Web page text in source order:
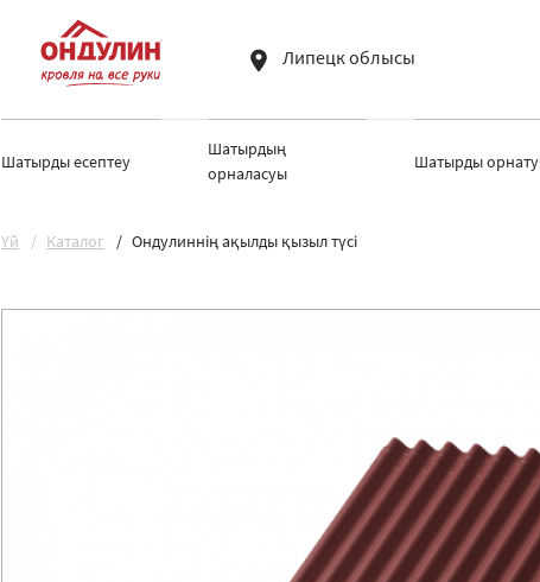
Липецк облысы
Шатырды есептеу
Шатырдың
орналасуы
Шатырды орнату
Yй Каталог Ондулиннің ақылды қызыл түсі